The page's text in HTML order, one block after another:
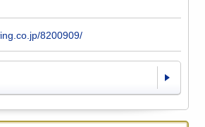
8200909/